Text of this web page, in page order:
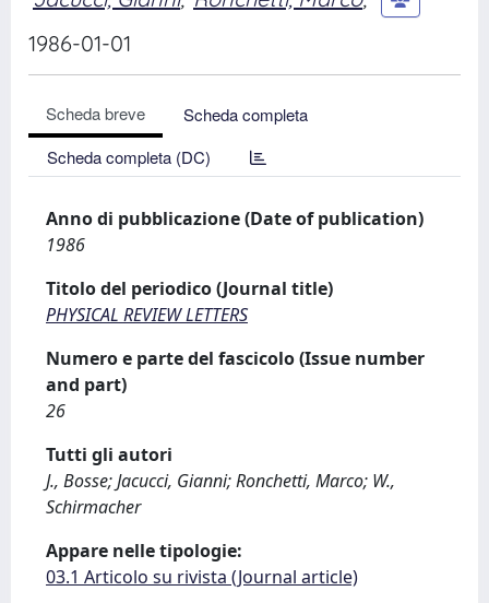
1986-01-01
Scheda breve
Scheda completa
Scheda completa (DC)
Anno di pubblicazione (Date of publication)
1986
Titolo del periodico (Journal title)
PHYSICAL REVIEW LETTERS
Numero e parte del fascicolo (Issue number
and part)
26
Tutti gli autori
J., Bosse; Jacucci, Gianni; Ronchetti, Marco; W.,
Schirmacher
Appare nelle tipologie:
03.1 Articolo su rivista (Journal article)